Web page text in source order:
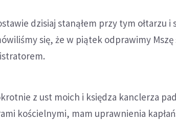
dzisiaj stanąłem przy tym ołtarzu i
się, że w piątek odprawimy Mszę
z ust moich i księdza kanclerza
kościelnymi, mam uprawnienia